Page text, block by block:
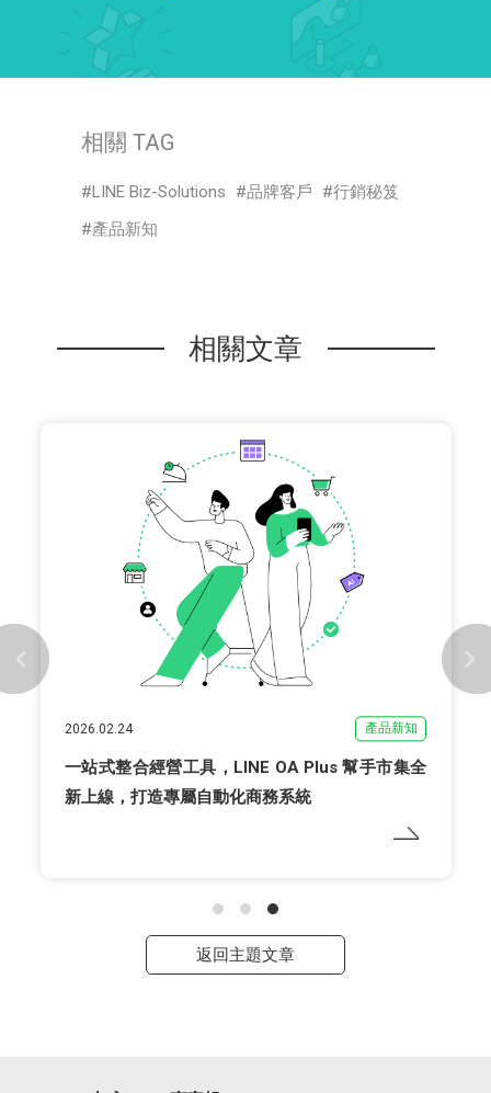
相關 TAG
LINE Biz-Solutions 品牌客戶
行銷秘笈
產品新知
相關文章
2026.04.01 產品新知
官方帳號認證盾牌更新：顧客好辨識、互動更安心
返回主題文章